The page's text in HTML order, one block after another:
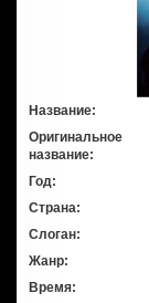
Название:
Оригинальное
название:
Год:
Страна:
Слоган:
Жанр:
Время: